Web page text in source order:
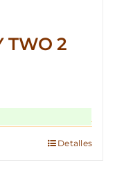
TWO 2
Detalles